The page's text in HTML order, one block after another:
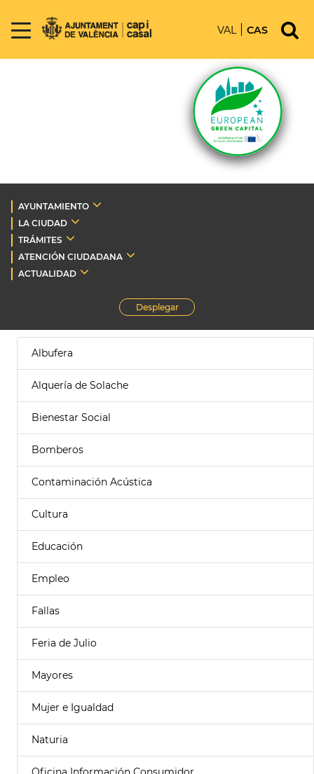
VAL CAS
AYUNTAMIENTO
LA CIUDAD
TRÁMITES
ATENCIÓN CIUDADANA
ACTUALIDAD
Desplegar
Albufera
Alquería de Solache
Bienestar Social
Bomberos
Contaminación Acústica
Cultura
Educación
Empleo
Fallas
Feria de Julio
Mayores
Mujer e Igualdad
Naturia